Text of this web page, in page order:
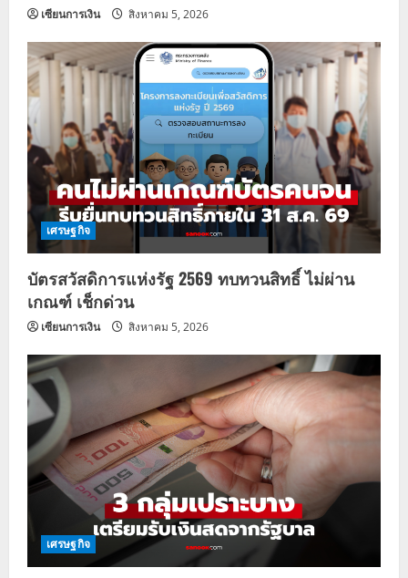
เซียนการเงิน สิงหาคม 5, 2026
เศรษฐกิจ
บัตรสวัสดิการแห่งรัฐ 2569 ทบทวนสิทธิ์ ไม่ผ่าน
เกณฑ์ เช็กด่วน
เซียนการเงิน สิงหาคม 5, 2026
เศรษฐกิจ